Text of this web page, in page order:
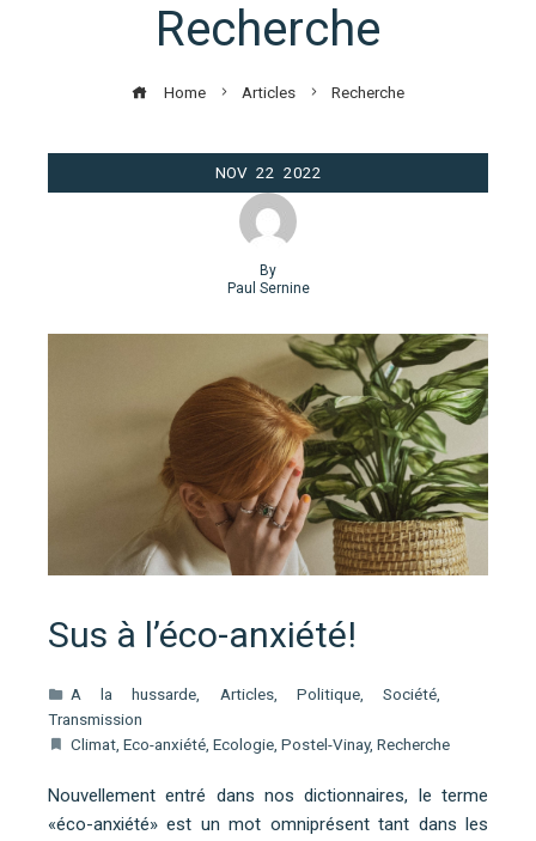
Recherche
Home Articles Recherche
NOV 22 2022
By
Paul Sernine
Sus à l’éco-anxiété!
A la hussarde, Articles, Politique,Société,
Transmission
Climat, Eco-anxiété, Ecologie, Postel-Vinay, Recherche
Nouvellement entré dans nos dictionnaires, le terme
«éco-anxiété» est un mot omniprésent tant dans les